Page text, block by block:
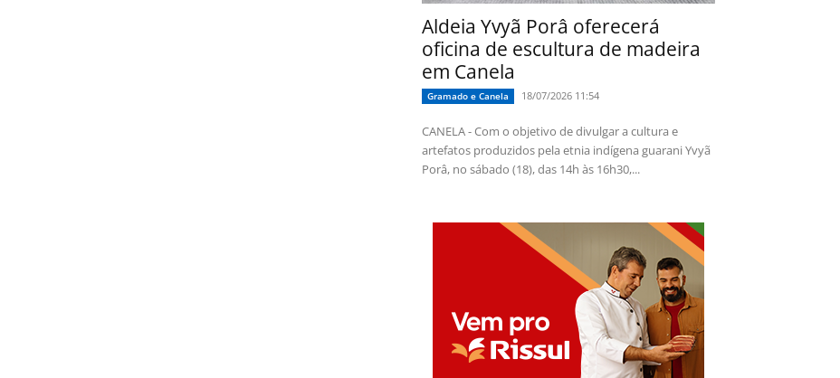
Aldeia Yvyã Porâ oferecerá
oficina de escultura de madeira
em Canela
Gramado e Canela 18/07/2026 11:54
CANELA - Com o objetivo de divulgar a cultura e
artefatos produzidos pela etnia indígena guarani Yvyã
Porâ, no sábado (18), das 14h às 16h30,...